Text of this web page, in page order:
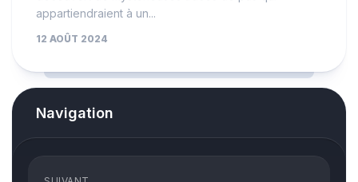
appartiendraient à un...
12 AOÛT 2024
Navigation